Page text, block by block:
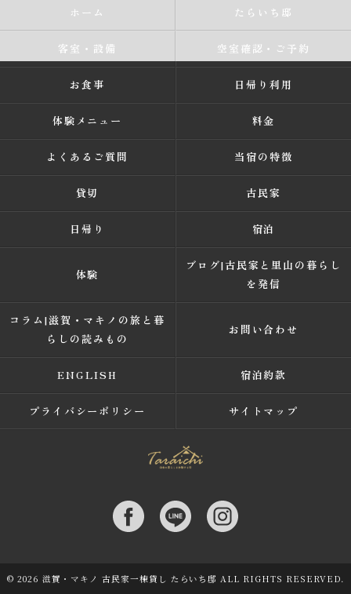
ホーム たらいち邸
客室・設備 空室確認・ご予約
お食事 日帰り利用
体験メニュー 料金
よくあるご質問 当宿の特徴
貸切 古民家
日帰り 宿泊
体験
ブログ|古民家と里山の暮らし
を発信
コラム|滋賀・マキノの旅と暮
らしの読みもの
お問い合わせ
ENGLISH 宿泊約款
プライバシーポリシー サイトマップ
© 2026 滋賀・マキノ 古民家一棟貸し たらいち邸 ALL RIGHTS RESERVED.